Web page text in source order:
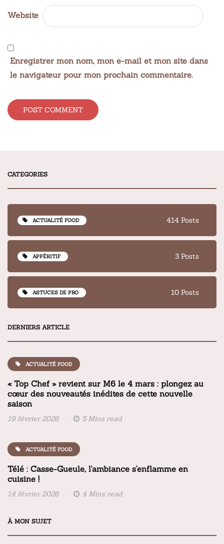
Website
Enregistrer mon nom, mon e-mail et mon site dans
le navigateur pour mon prochain commentaire.
CATEGORIES
ACTUALITÉ FOOD 414 Posts
APPÉRITIF 3 Posts
ASTUCES DE PRO 10 Posts
DERNIERS ARTICLE
ACTUALITÉ FOOD
« Top Chef » revient sur M6 le 4 mars : plongez au
cœur des nouveautés inédites de cette nouvelle
saison
19 février 2026 5 Mins read
ACTUALITÉ FOOD
Télé : Casse-Gueule, l'ambiance s'enflamme en
cuisine !
14 février 2026 4 Mins read
À MON SUJET